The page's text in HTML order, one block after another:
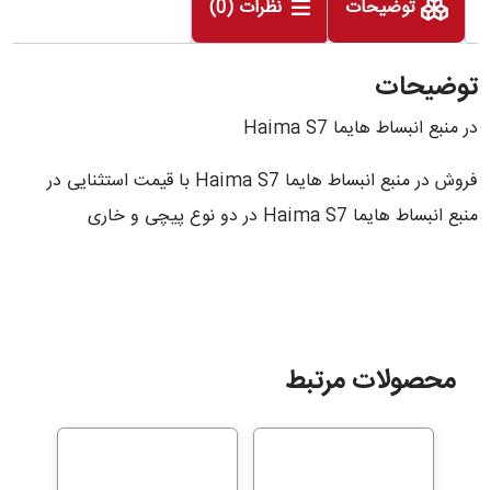
توضیحات نظرات (0)
توضیحات
در منبع انبساط هایما Haima S7
فروش در منبع انبساط هایما Haima S7 با قیمت استثنایی در
منبع انبساط هایما Haima S7 در دو نوع پیچی و خاری
محصولات مرتبط